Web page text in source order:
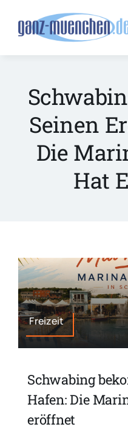
Seinen
Die
Hat
Freizeit
Schwabing
Hafen: Die
eröffnet